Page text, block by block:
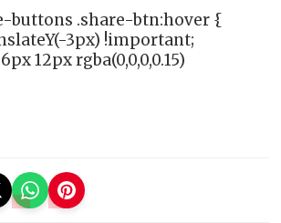
buttons .share-btn:hover {
3px) !important;
12px rgba(0,0,0,0.15)